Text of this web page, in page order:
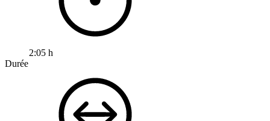
2:05 h
Durée